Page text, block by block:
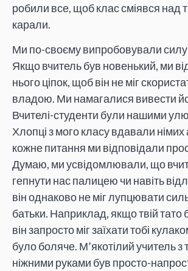
робили все, щоб клас сміявся над
карали.
Ми по-своєму випробовували силу
Якщо вчитель був новенький, ми
нього ціпок, щоб він не міг
владою. Ми намагалися вивести
Вчителі-студенти були нашими
Хлопці з мого класу вдавали
кожне питання ми відповідали
Думаю, ми усвідомлювали, що
гепнути нас палицею чи навіть
він однаково не міг лупцювати
батьки. Наприклад, якщо твій тато
він запросто міг заїхати тобі
було боляче. М’якотілий учитель з
ніжними руками був просто-